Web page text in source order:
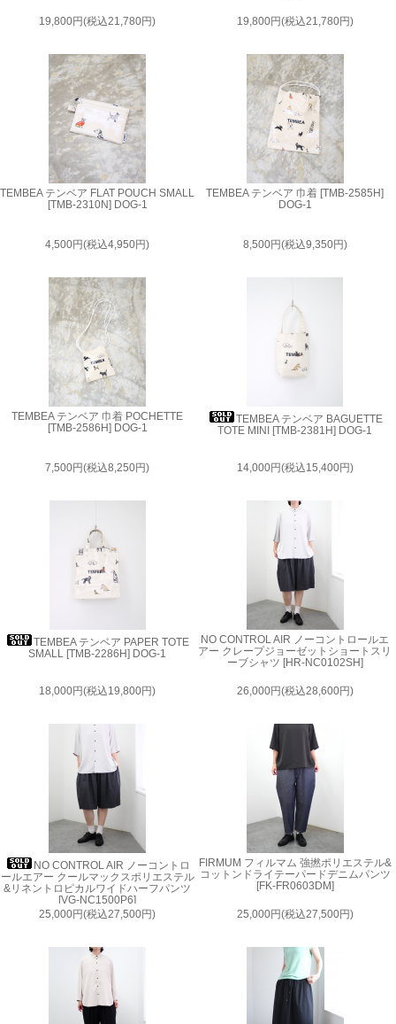
19,800円(税込21,780円) 19,800円(税込21,780円)
TEMBEA テンベア FLAT POUCH SMALL
[TMB-2310N] DOG-1
4,500円(税込4,950円)
TEMBEA テンベア 巾着 [TMB-2585H]
DOG-1
8,500円(税込9,350円)
TEMBEA テンベア 巾着 POCHETTE
[TMB-2586H] DOG-1
7,500円(税込8,250円)
TEMBEA テンベア BAGUETTE
TOTE MINI [TMB-2381H] DOG-1
14,000円(税込15,400円)
TEMBEA テンベア PAPER TOTE
SMALL [TMB-2286H] DOG-1
18,000円(税込19,800円)
NO CONTROL AIR ノーコントロールエ
アー クレープジョーゼットショートスリ
ーブシャツ [HR-NC0102SH]
26,000円(税込28,600円)
NO CONTROL AIR ノーコントロ
ールエアー クールマックスポリエステル
&リネントロピカルワイドハーフパンツ
[VG-NC1500P6]
25,000円(税込27,500円)
FIRMUM フィルマム 強撚ポリエステル&
コットンドライテーパードデニムパンツ
[FK-FR0603DM]
25,000円(税込27,500円)